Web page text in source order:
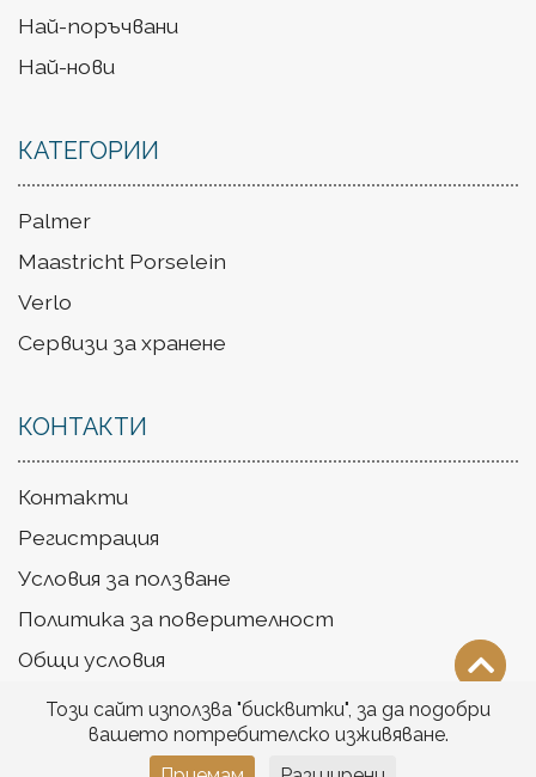
Най-поръчвани
Най-нови
КАТЕГОРИИ
Palmer
Maastricht Porselein
Verlo
Сервизи за хранене
КОНТАКТИ
Контакти
Регистрация
Условия за ползване
Политика за поверителност
Общи условия
Доставка
Този сайт използва "бисквитки", за да подобри
вашето потребителско изживяване.